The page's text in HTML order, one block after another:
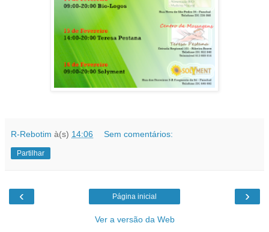
R-Rebotim à(s) 14:06 Sem comentários:
Partilhar
‹ ›
Página inicial
Ver a versão da Web